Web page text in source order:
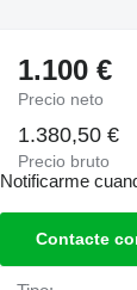
1.100 €
Precio neto
1.380,50 €
Precio bruto
Notificarme
Contacte